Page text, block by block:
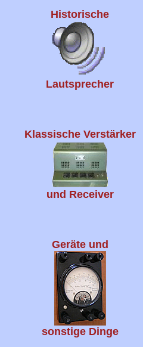
Historische
Lautsprecher
Klassische Verstärker
und Receiver
Geräte und
sonstige Dinge